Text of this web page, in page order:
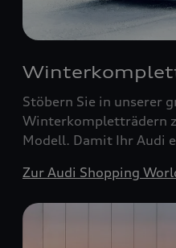
Stöbern Sie in unserer
Winterkompletträdern
Modell. Damit Ihr Audi
Zur Audi Shopping